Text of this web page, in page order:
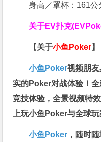
身高／罩杯：161公
关于EV扑克
【关于小鱼Poker】
小鱼Poker视频朋
实的Poker对战体验！
竞技体验，全景视频特
上玩小鱼Poker与全球玩
小鱼Poker ，随时